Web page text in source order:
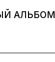
АЛЬБОМ